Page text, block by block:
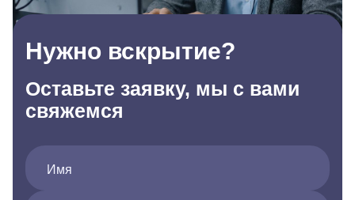
Нужно вскрытие?
Оставьте заявку, мы с вами
свяжемся
Имя